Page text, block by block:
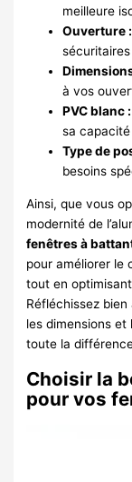
meilleure
Ouverture :
à vos
PVC blanc :
sa capacité
Type de
besoins
Ainsi, que vous
modernité de
fenêtres à
pour améliorer le
tout en
Réfléchissez
les dimensions et
toute la
Choisir la
pour vos